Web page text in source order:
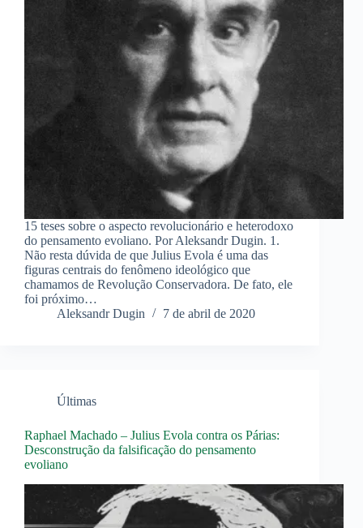
15 teses sobre o aspecto revolucionário e heterodoxo
do pensamento evoliano. Por Aleksandr Dugin. 1.
Não resta dúvida de que Julius Evola é uma das
figuras centrais do fenômeno ideológico que
chamamos de Revolução Conservadora. De fato, ele
foi próximo…
Aleksandr Dugin
7 de abril de 2020
Últimas
Raphael Machado – Julius Evola contra os Párias:
Desconstrução da falsificação do pensamento
evoliano